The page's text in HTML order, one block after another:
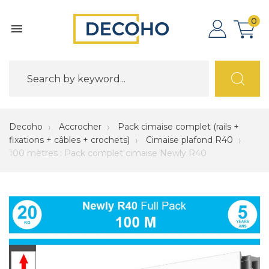

0
Decoho Accrocher
Pack cimaise complet (rails +
fixations + câbles + crochets)
Cimaise plafond R40
100 mètres : Pack complet cimaise Newly R40